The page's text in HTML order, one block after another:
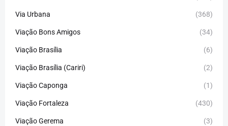
Via Urbana (368)
Viação Bons Amigos (34)
Viação Brasília (6)
Viação Brasília (Cariri) (2)
Viação Caponga (1)
Viação Fortaleza (430)
Viação Gerema (3)